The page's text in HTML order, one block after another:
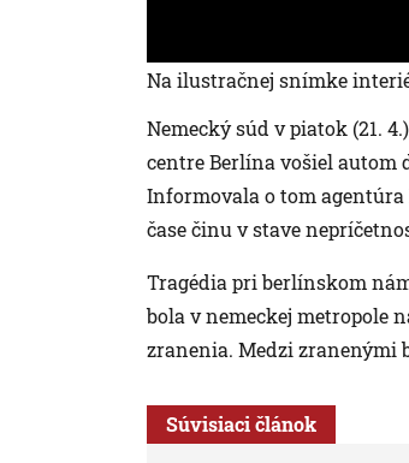
Na ilustračnej snímke
Nemecký súd v piatok (21.
centre Berlína vošiel autom
Informovala o tom
čase činu v stave
Tragédia pri berlínskom
bola v nemeckej metropole
zranenia. Medzi zranenými
Súvisiaci článok